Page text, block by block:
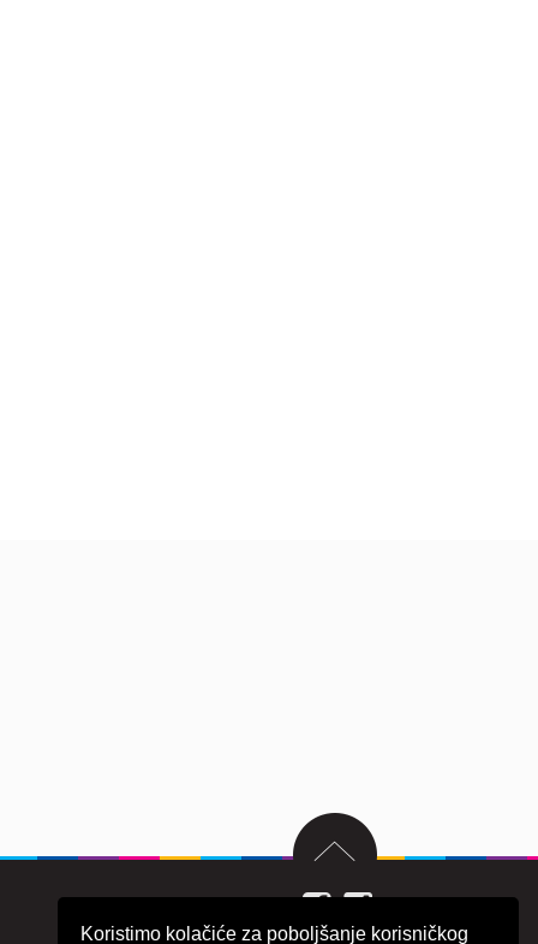
Koristimo kolačiće za poboljšanje korisničkog